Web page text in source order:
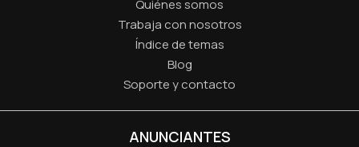
Quiénes somos
Trabaja con nosotros
Índice de temas
Blog
Soporte y contacto
ANUNCIANTES